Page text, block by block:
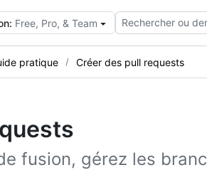
Free, Pro, & Team Rechercher ou
pratique Créer des pull requests
fusion, gérez les